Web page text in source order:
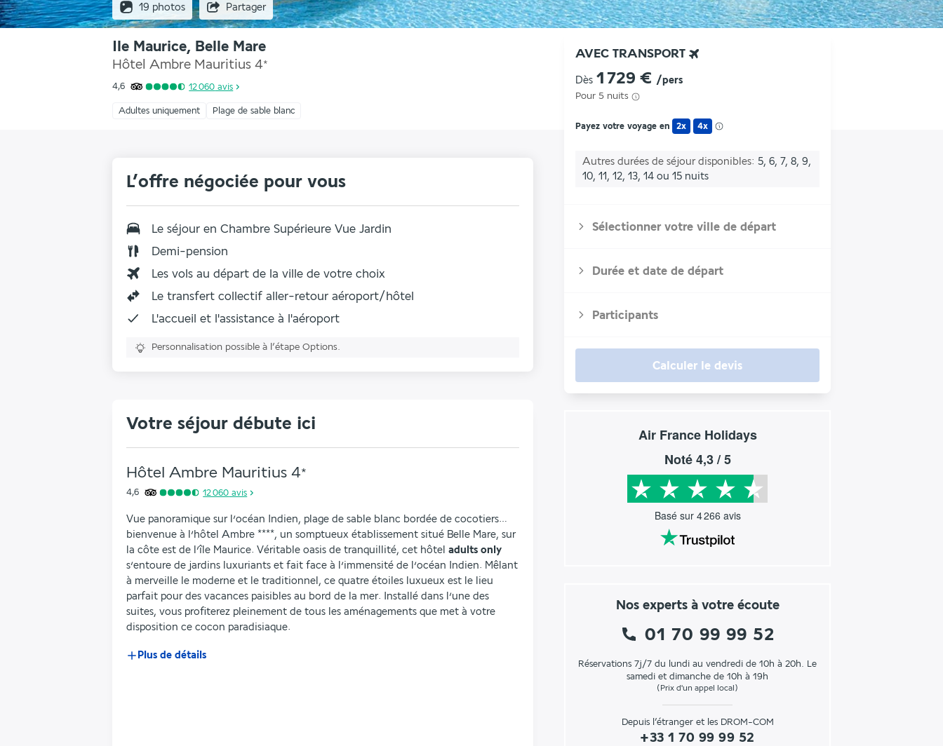
19 photos Partager
Ile Maurice, Belle Mare
Hôtel Ambre Mauritius 4*
4,6 12 060 avis
Adultes uniquement Plage de sable blanc
AVEC TRANSPORT
Dès 1 729 € /pers
Pour 5 nuits
Payez votre voyage en 2x 4x
Autres durées de séjour disponibles 5, 6, 7, 8, 9,
10, 11, 12, 13, 14 ou 15 nuits
Sélectionner votre ville de départ
Durée et date de départ
Participants
Calculer le devis
Air France Holidays
Noté4,3/ 5
Basé sur 4 266 avis
Nos experts à votre écoute
01 70 99 99 52
Réservations 7j/7 du lundi au vendredi de 10h à 20h. Le
samedi et dimanche de 10h à 19h
(Prix d'un appel local)
Depuis l’étranger et les DROM-COM
+33 1 70 99 99 52
L’offre négociée pour vous
Le séjour en Chambre Supérieure Vue Jardin
Demi-pension
Les vols au départ de la ville de votre choix
Le transfert collectif aller-retour aéroport/hôtel
L'accueil et l'assistance à l'aéroport
Personnalisation possible à l’étape Options.
Votre séjour débute ici
Hôtel Ambre Mauritius 4*
4,6 12 060 avis
Vue panoramique sur l’océan Indien, plage de sable blanc bordée de cocotiers…
bienvenue à l’hôtel Ambre ****, un somptueux établissement situé Belle Mare, sur
la côte est de l’île Maurice. Véritable oasis de tranquillité, cet hôtel
s’entoure de jardins luxuriants et fait face à l’immensité de l’océan Indien. Mêlant
à merveille le moderne et le traditionnel, ce quatre étoiles luxueux est le lieu
parfait pour des vacances paisibles au bord de la mer. Installé dans l’une des
suites, vous profiterez pleinement de tous les aménagements que met à votre
disposition ce cocon paradisiaque.
Plus de détails